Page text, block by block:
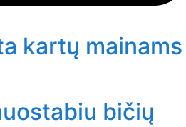
kartų mainams
bičių